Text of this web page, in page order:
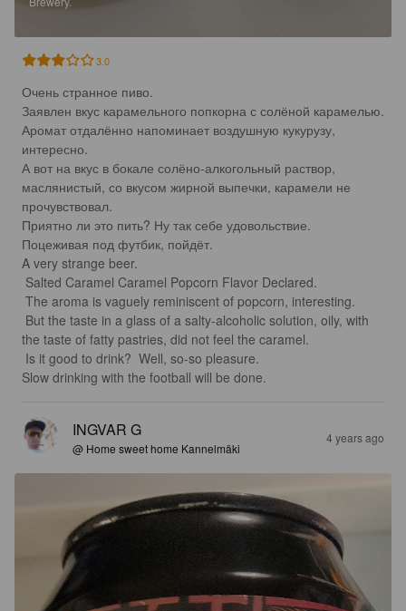
3.0
Очень странное пиво.
Заявлен вкус карамельного попкорна с солёной карамелью.
Аромат отдалённо напоминает воздушную кукурузу,
интересно.
А вот на вкус в бокале солёно-алкогольный раствор,
маслянистый, со вкусом жирной выпечки, карамели не
прочувствовал.
Приятно ли это пить? Ну так себе удовольствие.
Поцеживая под футбик, пойдёт.
A very strange beer.
the taste of fatty pastries, did not feel the caramel.
Slow drinking with the football will be done.
INGVAR G
@ Home sweet home Kannelmäki
4 years ago